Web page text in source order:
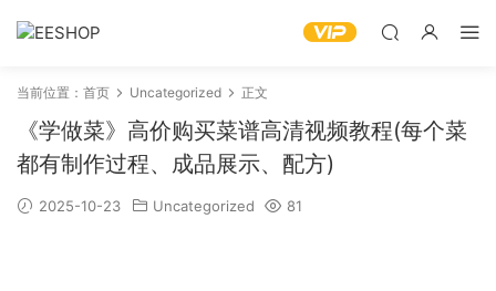
当前位置： 首页 Uncategorized 正文
《学做菜》高价购买菜谱高清视频教程(每个菜
都有制作过程、成品展示、配方)
2025-10-23 Uncategorized 81